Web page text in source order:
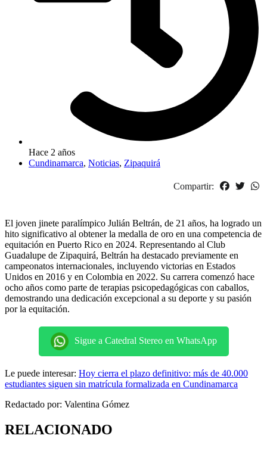
Hace 2 años
Cundinamarca, Noticias, Zipaquirá
Compartir:
El joven jinete paralímpico Julián Beltrán, de 21 años, ha logrado un
hito significativo al obtener la medalla de oro en una competencia de
equitación en Puerto Rico en 2024. Representando al Club
Guadalupe de Zipaquirá, Beltrán ha destacado previamente en
campeonatos internacionales, incluyendo victorias en Estados
Unidos en 2016 y en Colombia en 2022. Su carrera comenzó hace
ocho años como parte de terapias psicopedagógicas con caballos,
demostrando una dedicación excepcional a su deporte y su pasión
por la equitación.
Sigue a Catedral Stereo en WhatsApp
Le puede interesar: Hoy cierra el plazo definitivo: más de 40.000
estudiantes siguen sin matrícula formalizada en Cundinamarca
Redactado por: Valentina Gómez
RELACIONADO